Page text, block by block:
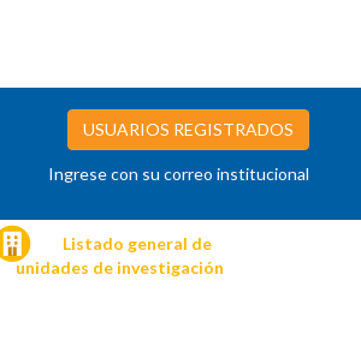
USUARIOS REGISTRADOS
Ingrese con su correo institucional
Listado general de
unidades de investigación